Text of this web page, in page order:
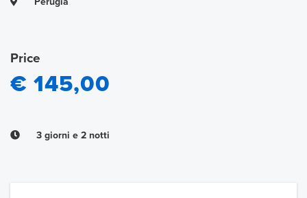
Price
€ 145,00
3 giorni e 2 notti